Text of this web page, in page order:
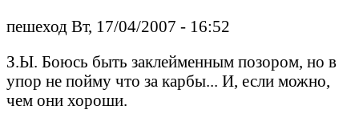
пешеход Вт, 17/04/2007 - 16:52
З.Ы. Боюсь быть заклейменным позором, но в
упор не пойму что за карбы... И, если можно,
чем они хороши.